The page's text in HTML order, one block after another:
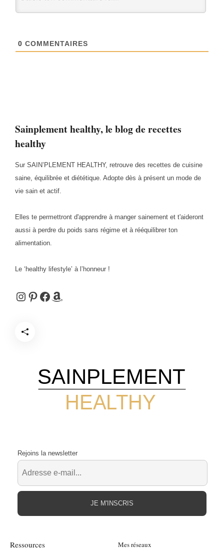
Sainplement healthy, le blog de recettes
healthy
Sur SAIN’PLEMENT HEALTHY, retrouve des recettes de cuisine
saine, équilibrée et diététique. Adopte dès à présent un mode de
vie sain et actif.
Elles te permettront d'apprendre à manger sainement et t'aideront
aussi à perdre du poids sans régime et à rééquilibrer ton
alimentation.
Le ‘healthy lifestyle’ à l’honneur !
Instagram
Pinterest
Facebook
Amazon
0 COMMENTAIRES
HEALTHY
SAINPLEMENT
Ressources Mes réseaux
Rejoins la newsletter
JE M'INSCRIS